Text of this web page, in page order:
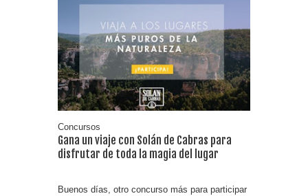
Concursos
Gana un viaje con Solán de Cabras para
disfrutar de toda la magia del lugar
Buenos días, otro concurso más para participar